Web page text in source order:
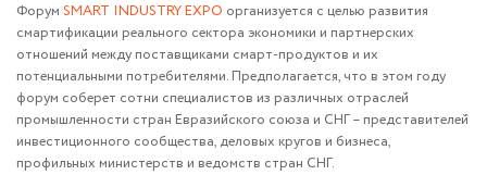
Форум SMART INDUSTRY EXPO организуется с целью развития
смартификации реального сектора экономики и партнерских
отношений между поставщиками смарт-продуктов и их
потенциальными потребителями. Предполагается, что в этом году
форум соберет сотни специалистов из различных отраслей
промышленности стран Евразийского союза и СНГ – представителей
инвестиционного сообщества, деловых кругов и бизнеса,
профильных министерств и ведомств стран СНГ.